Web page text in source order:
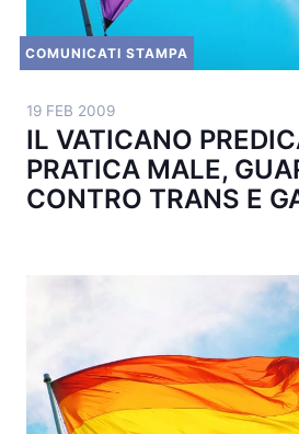
COMUNICATI STAMPA
19 FEB 2009
IL VATICANO
PRATICA MALE,
CONTRO TRANS E